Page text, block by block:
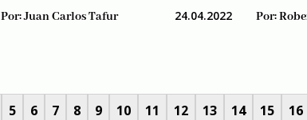
Por:Juan Carlos Tafur 24.04.2022 Por:
5 6 7 8 9 10 11 12 13 14 15 16